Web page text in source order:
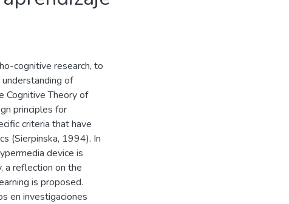
cognitive research, to
of
Cognitive Theory of
principles for
criteria that have
(Sierpinska, 1994). In
device is
a reflection on the
is proposed.
en investigaciones